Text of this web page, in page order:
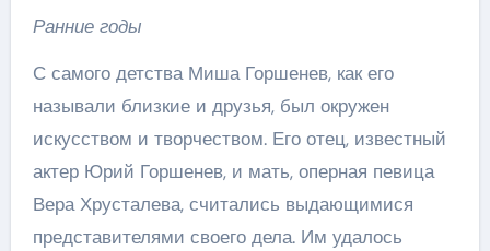
Ранние годы
С самого детства Миша Горшенев, как его
называли близкие и друзья, был окружен
искусством и творчеством. Его отец, известный
актер Юрий Горшенев, и мать, оперная певица
Вера Хрусталева, считались выдающимися
представителями своего дела. Им удалось